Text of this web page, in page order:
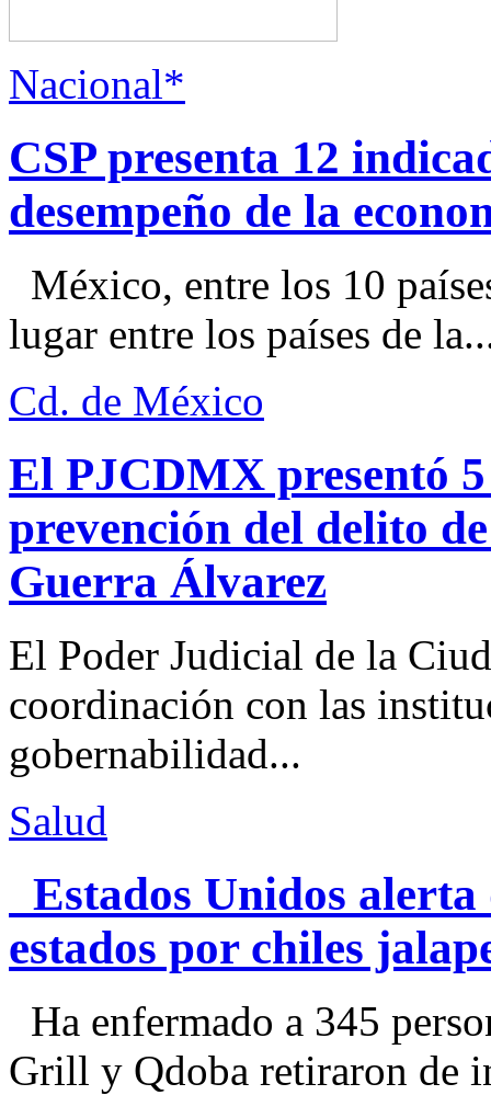
Nacional*
CSP presenta 12
desempeño de la
México, entre los 10
lugar entre los países de
Cd. de México
El PJCDMX presentó
prevención del delito
Guerra Álvarez
El Poder Judicial de la
coordinación con las
gobernabilidad...
Salud
Estados Unidos alerta
estados por chiles
Ha enfermado a 345
Grill y Qdoba retiraron de